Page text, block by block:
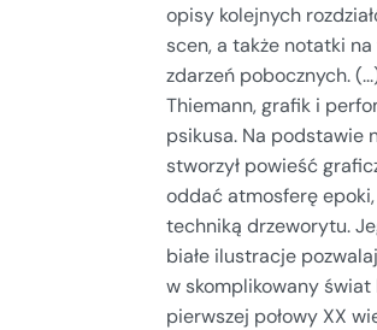
opisy kolejnych
scen, a także notatki
zdarzeń pobocznych.
Thiemann, grafik i
psikusa. Na podstawie
stworzył powieść
oddać atmosferę epoki,
techniką drzeworytu.
białe ilustracje
w skomplikowany
pierwszej połowy XX